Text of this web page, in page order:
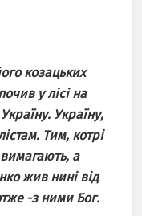
козацьких
у лісі на
Україну,
Тим, котрі
вимагають, а
жив нині від
-з ними Бог.